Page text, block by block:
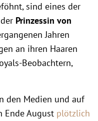
sind eines der
Prinzessin von
Jahren
an ihren Haaren
Beobachtern,
den Medien und auf
Ende August plötzlich